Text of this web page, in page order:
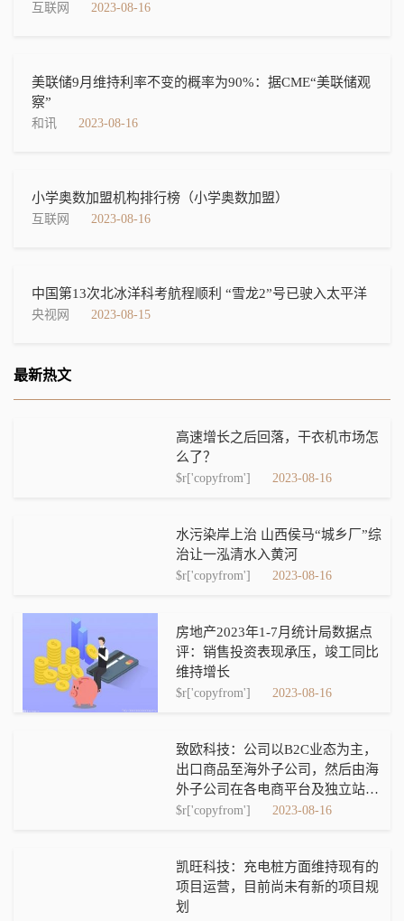
互联网 2023-08-16
美联储9月维持利率不变的概率为90%：据CME“美联储观
察”
和讯 2023-08-16
小学奥数加盟机构排行榜（小学奥数加盟）
互联网 2023-08-16
中国第13次北冰洋科考航程顺利 “雪龙2”号已驶入太平洋
央视网 2023-08-15
最新热文
高速增长之后回落，干衣机市场怎
么了？
$r['copyfrom'] 2023-08-16
水污染岸上治 山西侯马“城乡厂”综
治让一泓清水入黄河
$r['copyfrom'] 2023-08-16
房地产2023年1-7月统计局数据点
评：销售投资表现承压，竣工同比
维持增长
$r['copyfrom'] 2023-08-16
致欧科技：公司以B2C业态为主，
出口商品至海外子公司，然后由海
外子公司在各电商平台及独立站对
外销售
$r['copyfrom'] 2023-08-16
凯旺科技：充电桩方面维持现有的
项目运营，目前尚未有新的项目规
划